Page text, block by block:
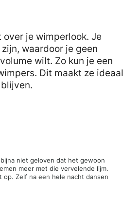
je wimperlook. Je
waardoor je geen
wilt. Zo kun je een
Dit maakt ze ideaal
niet geloven dat het gewoon
meer met die vervelende lijm.
Zelf na een hele nacht dansen